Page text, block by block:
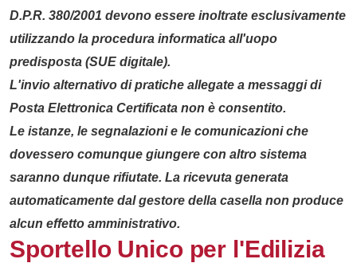
D.P.R. 380/2001 devono essere inoltrate esclusivamente
utilizzando la procedura informatica all'uopo
predisposta (SUE digitale).
L'invio alternativo di pratiche allegate a messaggi di
Posta Elettronica Certificata non è consentito.
Le istanze, le segnalazioni e le comunicazioni che
dovessero comunque giungere con altro sistema
saranno dunque rifiutate. La ricevuta generata
automaticamente dal gestore della casella non produce
alcun effetto amministrativo.
Sportello Unico per l'Edilizia